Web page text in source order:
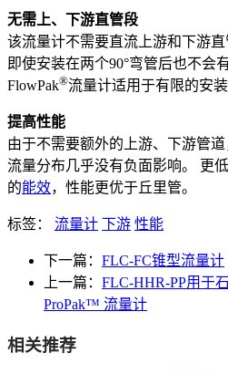
无需上、下游直管段
该流量计不需要直流上游和下游直
即使安装在两个90°弯管后也不会
FlowPak®流量计适用于有限的安装
提高性能
由于不需要额外的上游、下游管道
流量分布几乎没有负面影响。 更
的能效，性能更优于丘里管。
标签： 流量计 下游 性能
下一篇： FLC-FC锥型流量计
上一篇： FLC-HHR-PP用于
ProPak™ 流量计
相关推荐